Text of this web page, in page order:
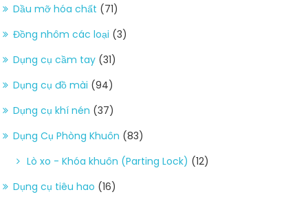
Dầu mỡ hóa chất (71)
Đồng nhôm các loại (3)
Dụng cụ cầm tay (31)
Dụng cụ đồ mài (94)
Dụng cụ khí nén (37)
Dụng Cụ Phòng Khuôn (83)
Lò xo - Khóa khuôn (Parting Lock) (12)
Dụng cụ tiêu hao (16)